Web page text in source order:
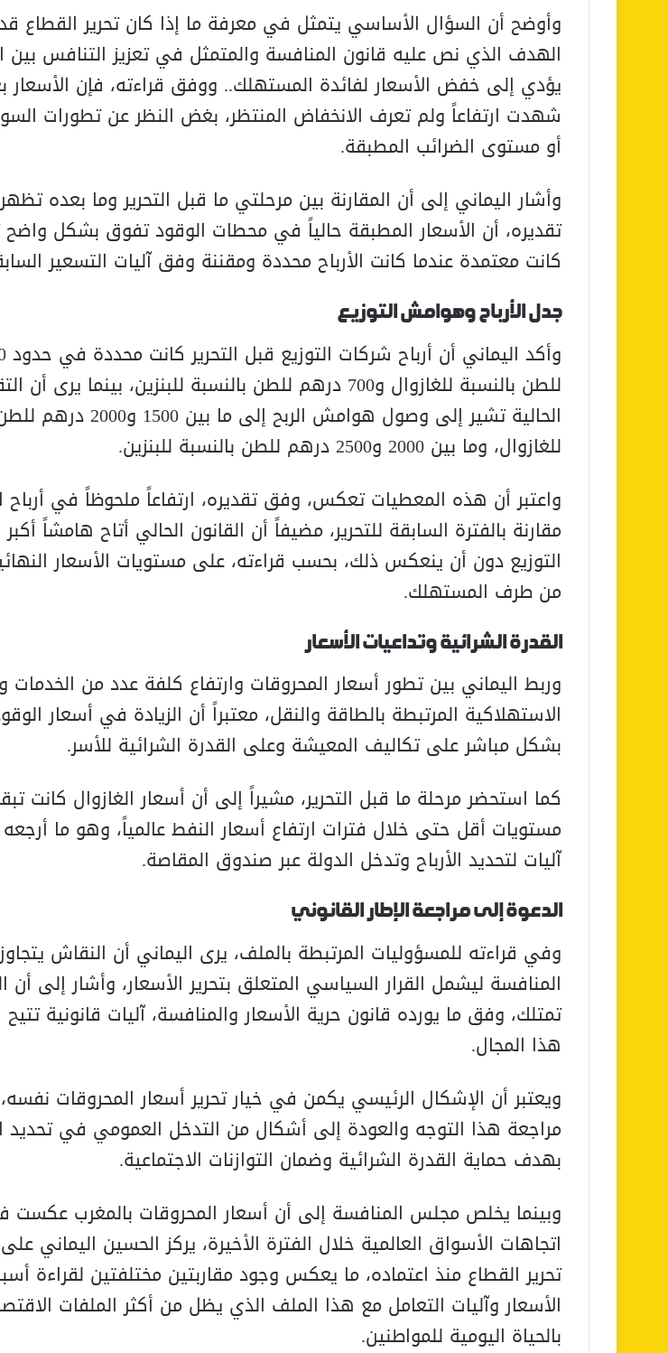
وأوضح أن السؤال الأساسي يتمثل في معرفة ما إذا كان تحرير القطاع
الهدف الذي نص عليه قانون المنافسة والمتمثل في تعزيز التنافس بين
يؤدي إلى خفض الأسعار لفائدة المستهلك.. ووفق قراءته، فإن الأسعار
شهدت ارتفاعاً ولم تعرف الانخفاض المنتظر، بغض النظر عن تطورات
أو مستوى الضرائب المطبقة.
وأشار اليماني إلى أن المقارنة بين مرحلتي ما قبل التحرير وما بعده
تقديره، أن الأسعار المطبقة حالياً في محطات الوقود تفوق بشكل واضح
كانت معتمدة عندما كانت الأرباح محددة ومقننة وفق آليات التسعير
جدل الأرباح وهوامش التوزيع
للطن بالنسبة للغازوال و700 درهم للطن بالنسبة للبنزين، بينما يرى
الحالية تشير إلى وصول هوامش الربح
للغازوال، وما بين 2000 و2500 درهم للطن بالنسبة للبنزين.
واعتبر أن هذه المعطيات تعكس، وفق تقديره، ارتفاعاً ملحوظاً في أرباح
مقارنة بالفترة السابقة للتحرير، مضيفاً أن القانون الحالي أتاح هامشاً
التوزيع دون أن ينعكس ذلك، بحسب قراءته، على مستويات الأسعار
من طرف المستهلك.
القدرة الشرائية وتداعيات الأسعار
وربط اليماني بين تطور أسعار المحروقات وارتفاع كلفة عدد من الخدمات
الاستهلاكية المرتبطة بالطاقة والنقل، معتبراً أن الزيادة في أسعار
بشكل مباشر على تكاليف المعيشة وعلى القدرة الشرائية للأسر.
كما استحضر مرحلة ما قبل التحرير، مشيراً إلى أن أسعار الغازوال كانت
مستويات أقل حتى خلال فترات ارتفاع أسعار النفط عالمياً، وهو ما
آليات لتحديد الأرباح وتدخل الدولة عبر صندوق المقاصة.
الدعوة إلى مراجعة الإطار القانوني
وفي قراءته للمسؤوليات المرتبطة بالملف، يرى اليماني أن النقاش
المنافسة ليشمل القرار السياسي المتعلق بتحرير الأسعار، وأشار إلى أن
تمتلك، وفق ما يورده قانون حرية الأسعار والمنافسة، آليات قانونية
هذا المجال.
ويعتبر أن الإشكال الرئيسي يكمن في خيار تحرير أسعار المحروقات
مراجعة هذا التوجه والعودة إلى أشكال من التدخل العمومي في تحديد
بهدف حماية القدرة الشرائية وضمان التوازنات الاجتماعية.
وبينما يخلص مجلس المنافسة إلى أن أسعار المحروقات بالمغرب عكست
اتجاهات الأسواق العالمية خلال الفترة الأخيرة، يركز الحسين اليماني
تحرير القطاع منذ اعتماده، ما يعكس وجود مقاربتين مختلفتين لقراءة
الأسعار وآليات التعامل مع هذا الملف الذي يظل من أكثر الملفات
بالحياة اليومية للمواطنين.